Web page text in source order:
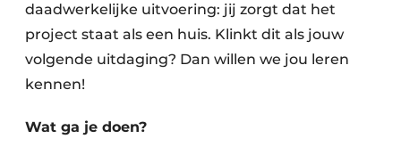
daadwerkelijke uitvoering: jij zorgt dat het
project staat als een huis. Klinkt dit als jouw
volgende uitdaging? Dan willen we jou leren
kennen!
Wat ga je doen?